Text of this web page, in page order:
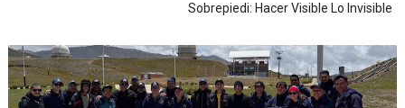
Sobrepiedi: Hacer Visible Lo Invisible